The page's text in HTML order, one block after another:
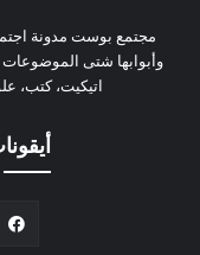
مجتمع بوست مدونة
وأبوابها شتى الموضوعات
اتيكيت، كتب،